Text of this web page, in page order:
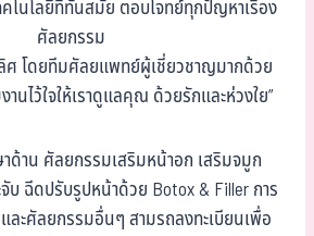
โนโลยีที่ทันสมัย ตอบโจทย์ทุกปัญหาเรื่อง
ศัลยกรรม
ศ โดยทีมศัลยแพทย์ผู้เชี่ยวชาญมากด้วย
นไว้ใจให้เราดูแลคุณ ด้วยรักและห่วงใย”
าด้าน ศัลยกรรมเสริมหน้าอก เสริมจมูก
บ ฉีดปรับรูปหน้าด้วย Botox & Filler การ
ละศัลยกรรมอื่นๆ สามรถลงทะเบียนเพื่อ